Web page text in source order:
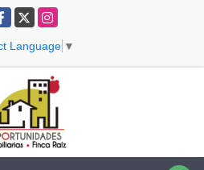
X Instagram
Language ▼